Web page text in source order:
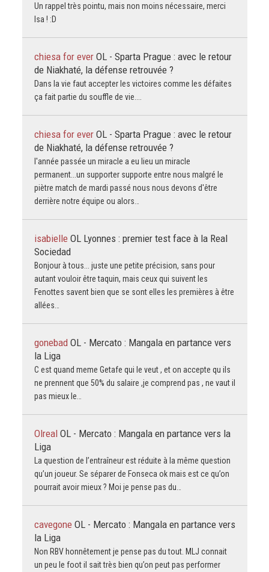
Un rappel très pointu, mais non moins nécessaire, merci
Isa ! :D
chiesa for ever OL - Sparta Prague : avec le retour
de Niakhaté, la défense retrouvée ?
Dans la vie faut accepter les victoires comme les défaites
ça fait partie du souffle de vie....
chiesa for ever OL - Sparta Prague : avec le retour
de Niakhaté, la défense retrouvée ?
l'année passée un miracle a eu lieu un miracle
permanent...un supporter supporte entre nous malgré le
piètre match de mardi passé nous nous devons d'être
derrière notre équipe ou alors…
isabielle OL Lyonnes : premier test face à la Real
Sociedad
Bonjour à tous... juste une petite précision, sans pour
autant vouloir être taquin, mais ceux qui suivent les
Fenottes savent bien que se sont elles les premières à être
allées…
gonebad OL - Mercato : Mangala en partance vers
la Liga
C est quand meme Getafe qui le veut , et on accepte qu ils
ne prennent que 50% du salaire ,je comprend pas , ne vaut il
pas mieux le…
Olreal OL - Mercato : Mangala en partance vers la
Liga
La question de l’entraîneur est réduite à la même question
qu’un joueur. Se séparer de Fonseca ok mais est ce qu’on
pourrait avoir mieux ? Moi je pense pas du…
cavegone OL - Mercato : Mangala en partance vers
la Liga
Non RBV honnêtement je pense pas du tout. MLJ connait
un peu le foot il sait très bien qu’on peut pas performer